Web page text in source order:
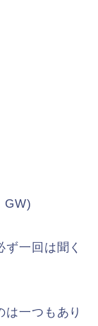
GW)
一回は聞く
一つもあり